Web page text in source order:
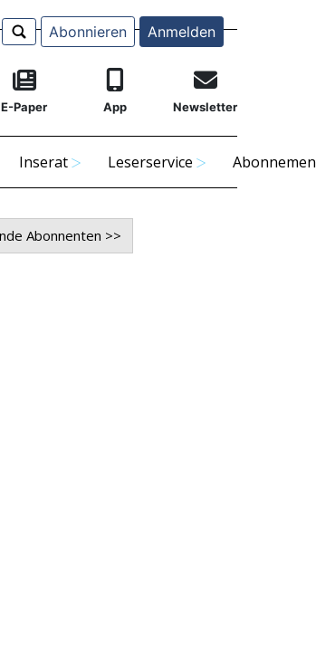
Abonnieren Anmelden
E-Paper App Newsletter
Inserat Leserservice